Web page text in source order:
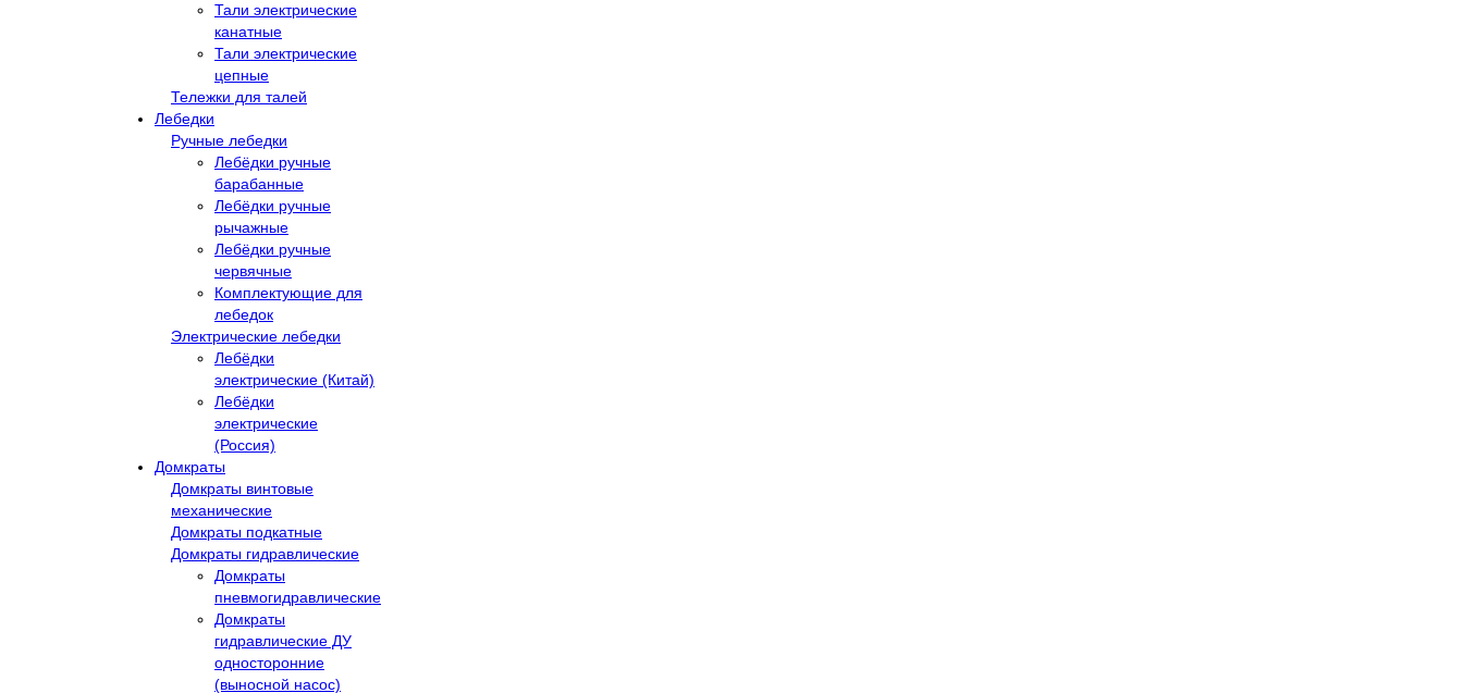
Тали электрические
канатные
Тали электрические
цепные
Тележки для талей
Лебедки
Ручные лебедки
Лебёдки ручные
барабанные
Лебёдки ручные
рычажные
Лебёдки ручные
червячные
Комплектующие для
лебедок
Электрические лебедки
Лебёдки
электрические (Китай)
Лебёдки
электрические
(Россия)
Домкраты
Домкраты винтовые
механические
Домкраты подкатные
Домкраты гидравлические
Домкраты
пневмогидравлические
Домкраты
гидравлические ДУ
односторонние
(выносной насос)